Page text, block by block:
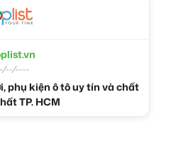
phụ kiện ô tô uy tín và chất
TP. HCM